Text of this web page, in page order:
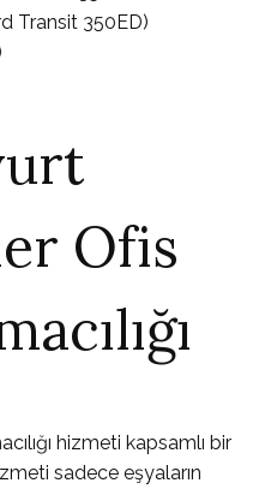
Transit 350ED)
Ofis
hizmeti kapsamlı bir
sadece eşyaların